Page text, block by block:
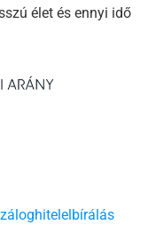
élet és ennyi idő